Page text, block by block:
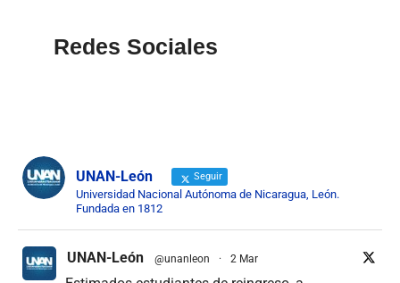
Redes Sociales
UNAN-León Seguir
Universidad Nacional Autónoma de Nicaragua, León.
Fundada en 1812
UNAN-León @unanleon · 2 Mar